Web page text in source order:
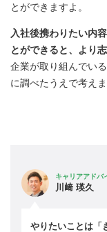
とができますよ。
入社後携わりたい内
とができると、より
企業が取り組んでい
に調べたうえで考えま
キャリアアドバ
川﨑 瑛久
やりたいことは「